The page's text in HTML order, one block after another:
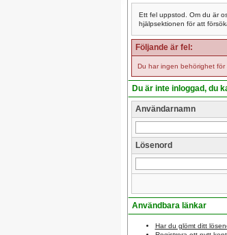
Ett fel uppstod. Om du är
hjälpsektionen för att
Följande är fel:
Du har ingen behörighet
Du är inte inloggad, du
Användarnamn
Lösenord
Användbara länkar
Har du glömt ditt